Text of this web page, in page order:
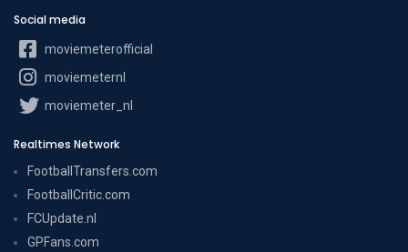
Social media
moviemeterofficial
moviemeternl
moviemeter_nl
Realtimes Network
FootballTransfers.com
FootballCritic.com
FCUpdate.nl
GPFans.com